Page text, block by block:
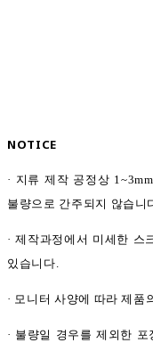
NOTICE
· 지류 제작 공정상
불량으로 간주되지 않습니
· 제작과정에서 미세한 스
있습니다.
· 모니터 사양에 따라 제품
· 불량일 경우를 제외한